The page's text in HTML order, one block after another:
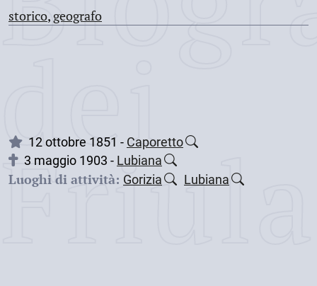
storico, geografo
dei
12 ottobre 1851 - Caporetto
3 maggio 1903 - Lubiana
Luoghi di attività: Gorizia Lubiana